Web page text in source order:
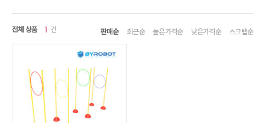
전체 상품 1 건 판매순 최근순 높은가격순 낮은가격순 스크랩순